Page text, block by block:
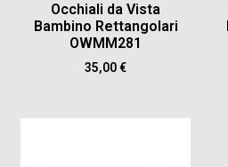
Occhiali da Vista
Bambino Rettangolari
OWMM281
35,00€